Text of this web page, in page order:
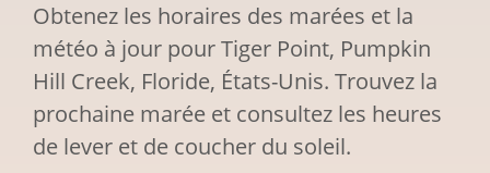
Obtenez les horaires des marées et la
météo à jour pour Tiger Point, Pumpkin
Hill Creek, Floride, États-Unis. Trouvez la
prochaine marée et consultez les heures
de lever et de coucher du soleil.